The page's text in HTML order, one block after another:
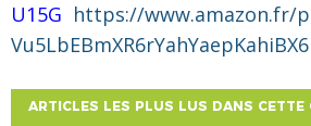
U15G https://www.amazon.fr/
ARTICLES LES PLUS LUS DANS CETTE